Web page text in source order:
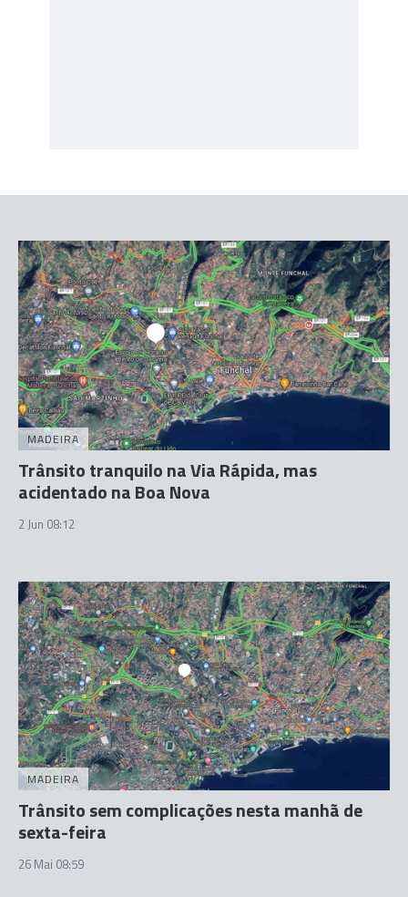
MADEIRA
Trânsito tranquilo na Via Rápida, mas
acidentado na Boa Nova
2 Jun 08:12
MADEIRA
Trânsito sem complicações nesta manhã de
sexta-feira
26 Mai 08:59